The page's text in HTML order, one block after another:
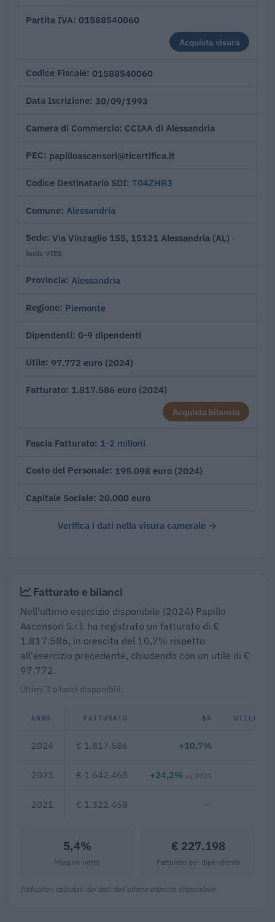
Partita IVA 01588540060
Acquista visura
Codice Fiscale 01588540060
Data Iscrizione 30/09/1993
Camera di Commercio CCIAA di Alessandria
PEC papilloascensori@ticertifica.it
Codice Destinatario SDI T04ZHR3
Comune Alessandria
Sede Via Vinzaglio 155, 15121 Alessandria (AL) ·
fonte VIES
Provincia Alessandria
Regione Piemonte
Dipendenti 0-9 dipendenti
Utile 97.772 euro (2024)
Fatturato 1.817.586 euro (2024)
Acquista bilancio
Fascia Fatturato 1-2 milioni
Costo del Personale 195.098 euro (2024)
Capitale Sociale 20.000 euro
Verifica i dati nella visura camerale →
Fatturato e bilanci
Nell'ultimo esercizio disponibile (2024) Papillo
Ascensori S.r.l. ha registrato un fatturato di €
1.817.586, in crescita del 10,7% rispetto
all'esercizio precedente, chiudendo con un utile di €
97.772.
Ultimi 3 bilanci disponibili.
ANNO FATTURATO Δ% UTILE/
2024 € 1.817.586 +10,7%
2023 € 1.642.468 +24,2% vs 2021
2021 € 1.322.458 —
5,4%
Margine netto
€ 227.198
Fatturato per dipendente
Indicatori calcolati dai dati dell'ultimo bilancio disponibile.